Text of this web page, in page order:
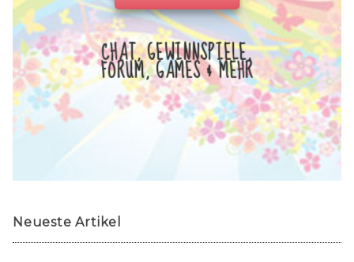
CHAT, GEWINNSPIELE,
FORUM, GAMES & MEHR
Neueste Artikel